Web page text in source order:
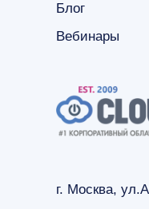
Блог
Вебинары
г. Москва,